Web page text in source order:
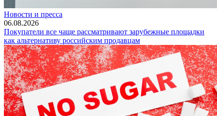
Новости и пресса
06.08.2026
Покупатели все чаще рассматривают зарубежные площадки
как альтернативу российским продавцам